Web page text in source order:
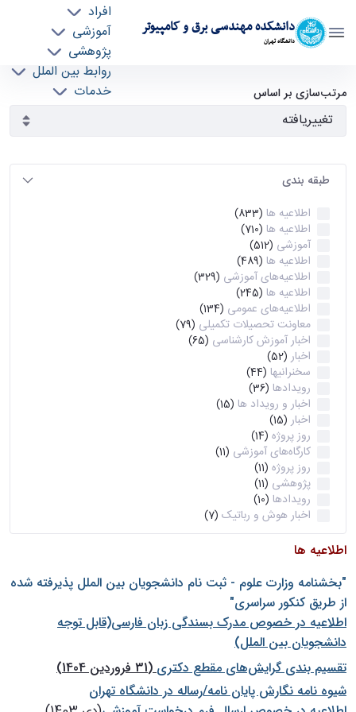
دانشکده مهندسی برق و کامپیوتر
دانشگاه تهران
افراد
آموزشی
پژوهشی
روابط بین الملل
خدمات
آرشیو اطلاعیه ها - ece- دانشکده مهندسی برق و
کامپیوتر
مرتب‌سازی بر اساس
طبقه بندی
اطلاعیه ها (833)
اطلاعیه ها (710)
آموزشی (512)
اطلاعیه ها (489)
اطلاعیه‌های‌ آموزشی (329)
اطلاعیه ها (245)
اطلاعیه‌های عمومی (134)
معاونت تحصیلات تکمیلی (79)
اخبار آموزش کارشناسی (65)
اخبار (52)
سخنرانیها (44)
رویدادها (36)
اخبار و رویداد ها (15)
اخبار (15)
روز پروژه (14)
کارگاه‌های آموزشی (11)
روز پروژه (11)
پژوهشی (11)
رویدادها (10)
اخبار هوش و رباتیک (7)
اطلاعیه ها
"بخشنامه وزارت علوم - ثبت نام دانشجويان بين الملل پذيرفته شده
از طريق كنكور سراسری"
اطلاعیه در خصوص مدرک بسندگی زبان فارسی(قابل توجه
دانشجویان بین الملل)
تقسیم بندی گرایش‌های مقطع دکتری(31 فروردین 1404)
شيوه نامه نگارش پايان نامه/رساله در دانشگاه تهران